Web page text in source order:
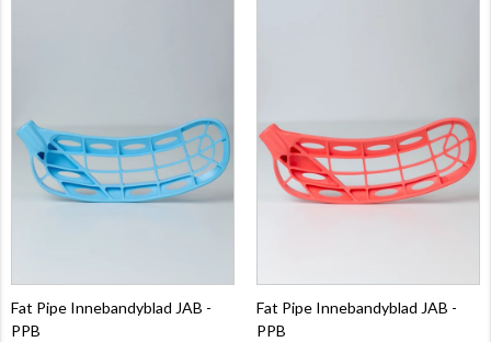
Fat Pipe Innebandyblad JAB -
PPB
Fat Pipe Innebandyblad JAB -
PPB